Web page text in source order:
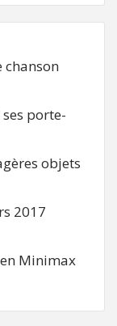
chanson
porte-
objets
2017
Minimax